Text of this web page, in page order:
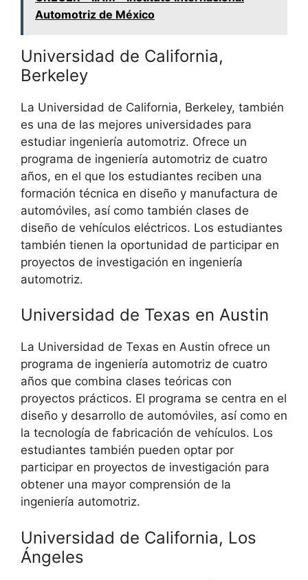
Automotriz de México
Universidad de California,
Berkeley
La Universidad de California, Berkeley, también
es una de las mejores universidades para
estudiar ingeniería automotriz. Ofrece un
programa de ingeniería automotriz de cuatro
años, en el que los estudiantes reciben una
formación técnica en diseño y manufactura de
automóviles, así como también clases de
diseño de vehículos eléctricos. Los estudiantes
también tienen la oportunidad de participar en
proyectos de investigación en ingeniería
automotriz.
Universidad de Texas en Austin
La Universidad de Texas en Austin ofrece un
programa de ingeniería automotriz de cuatro
años que combina clases teóricas con
proyectos prácticos. El programa se centra en el
diseño y desarrollo de automóviles, así como en
la tecnología de fabricación de vehículos. Los
estudiantes también pueden optar por
participar en proyectos de investigación para
obtener una mayor comprensión de la
ingeniería automotriz.
Universidad de California, Los
Ángeles